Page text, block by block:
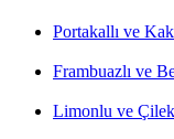
Portakallı ve
Frambuazlı ve
Limonlu ve